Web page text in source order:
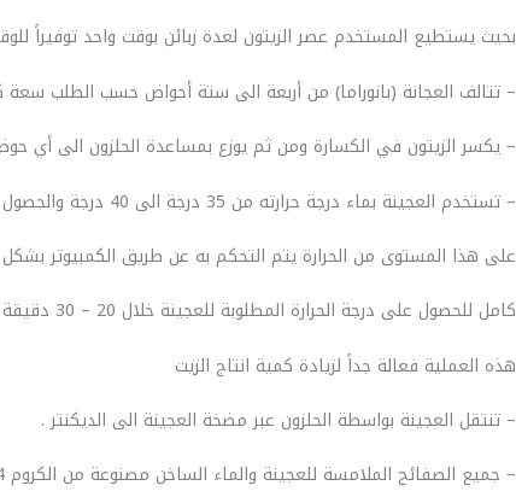
بحيث يستطيع المستخدم عصر الزيتون لعدة زبائن بوقت واحد توفيراً
– تتالف العجانة (بانوراما) من أربعة الى ستة أحواض حسب الطلب سعة كل
– يكسر الزيتون في الكسارة ومن ثم يوزع بمساعدة الحلزون الى أي
– تستخدم العجينة بماء درجة حرارته من 35 درجة الى 40 درجة والحصول
على هذا المستوى من الحرارة يتم التحكم به عن طريق الكمبيوتر بشكل
كامل للحصول على درجة الحرارة المطلوبة للعجينة خلال 20 – 30 دقيقة .
هذه العملية فعالة جداً لزيادة كمية انتاج الزيت
– تنتقل العجينة بواسطة الحلزون عبر مضخة العجينة الى الديكنتر .
– جميع الصفائح الملامسة للعجينة والماء الساخن مصنوعة من الكروم AISI304 الصالح للاستعمال الغذائي